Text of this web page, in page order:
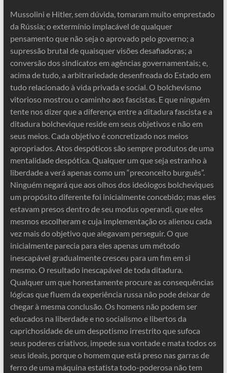
Mussolini e Hitler, sem dúvida, tomaram muito emprestado
da Rússia; o extermínio implacável de qualquer
pensamento que não seja o aprovado pelo governo; a
supressão brutal de quaisquer visões desafiadoras; a
conversão dos sindicatos em agências governamentais; e,
acima de tudo, a arbitrariedade desenfreada do Estado em
tudo relacionado à vida privada e social. O bolchevismo
vitorioso mostrou o caminho aos fascistas. E que ninguém
tente nos dizer que a diferença entre a ditadura fascista e a
ditadura bolchevique reside em seus objetivos e não em
seus meios. Cada objetivo é concretizado nos meios
apropriados. Atos despóticos são sempre produtos de uma
mentalidade despótica. Qualquer um que seja estranho à
liberdade a verá apenas como um “preconceito burguês”.
Ninguém negará que aos olhos dos ideólogos bolcheviques
um propósito diferente foi inicialmente concebido; mas eles
estavam presos dentro de seu modus operandi, que eles
mesmos escolheram e cuja implementação os alienou cada
vez mais do objetivo que alegavam perseguir. O que
inicialmente parecia para eles apenas um método
inescapável gradualmente cresceu para um fim em si
mesmo. O resultado inescapável de toda ditadura.
Qualquer um que honestamente procure as consequências
lógicas que fluem da experiência russa não pode deixar de
chegar à mesma conclusão. Os homens não podem ser
educados na liberdade e no socialismo e libertos da
caprichosidade de um despotismo irrestrito que sufoca
seus poderes criativos, impede sua vontade e mata todos os
seus ideais, porque o homem que está preso nas garras de
ferro de uma máquina estatista todo-poderosa não tem